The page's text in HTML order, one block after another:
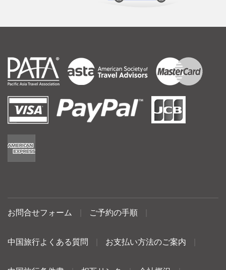
お問合せフォーム ご予約の手順
中国旅行よくある質問 お支払い方法のご案内